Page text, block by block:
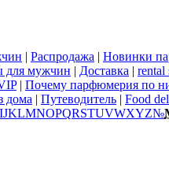
| Распродажа | Новинки
для мужчин | Доставка | rental
| Почему парфюмерия по
дома | Путеводитель | Food
IJKLMNOPQRSTUVWXYZ№